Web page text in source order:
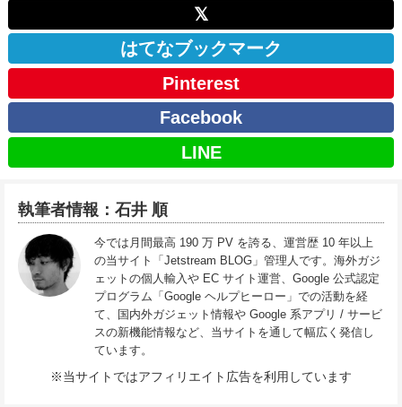
𝕏
はてなブックマーク
Pinterest
Facebook
LINE
執筆者情報：石井 順
今では月間最高 190 万 PV を誇る、運営歴 10 年以上
の当サイト「Jetstream BLOG」管理人です。海外ガジ
ェットの個人輸入や EC サイト運営、Google 公式認定
プログラム「Google ヘルプヒーロー」での活動を経
て、国内外ガジェット情報や Google 系アプリ / サービ
スの新機能情報など、当サイトを通して幅広く発信し
ています。
※当サイトではアフィリエイト広告を利用しています